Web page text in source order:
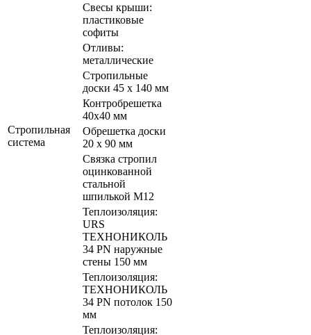
Свесы крыши:
пластиковые
софиты
Отливы:
металлические
Стропильная
система
Стропильные
доски 45 х 140 мм
Контробрешетка
40х40 мм
Обрешетка доски
20 х 90 мм
Связка стропил
оцинкованной
стальной
шпилькой М12
Теплоизоляция:
URS
ТЕХНОНИКОЛЬ
34 PN наружные
стены 150 мм
Теплоизоляция:
ТЕХНОНИКОЛЬ
34 PN потолок 150
мм
Теплоизоляция: